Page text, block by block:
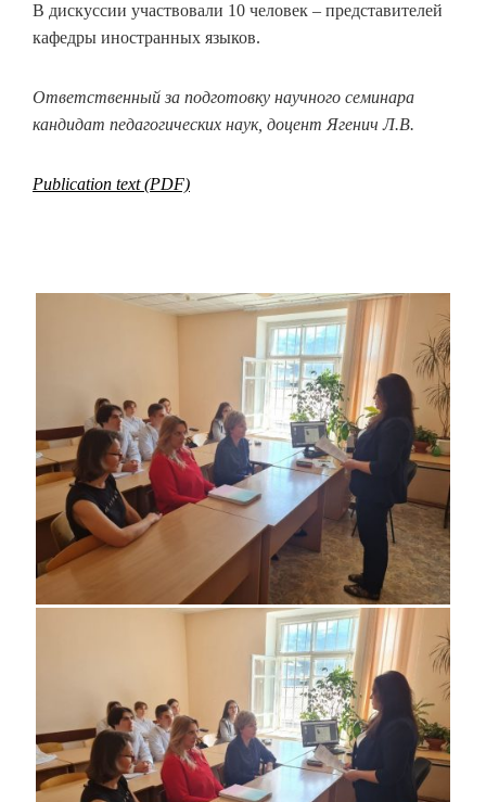
В дискуссии участвовали 10 человек – представителей
кафедры иностранных языков.
Ответственный за подготовку научного семинара
кандидат педагогических наук, доцент Ягенич Л.В.
Publication text (PDF)